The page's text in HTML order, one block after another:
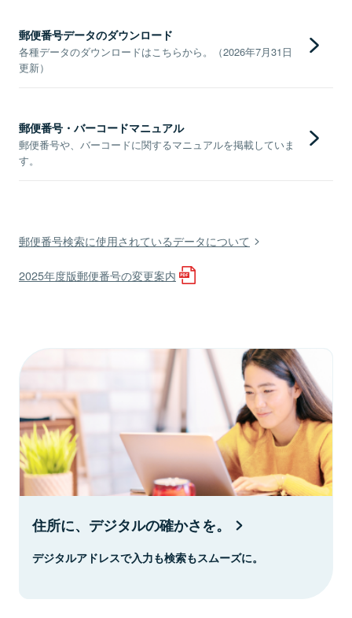
郵便番号データのダウンロード
各種データのダウンロードはこちらから。（2026年7月31日
更新）
郵便番号・バーコードマニュアル
郵便番号や、バーコードに関するマニュアルを掲載していま
す。
郵便番号検索に使用されているデータについて
2025年度版郵便番号の変更案内
住所に、デジタルの確かさを。
デジタルアドレスで入力も検索もスムーズに。